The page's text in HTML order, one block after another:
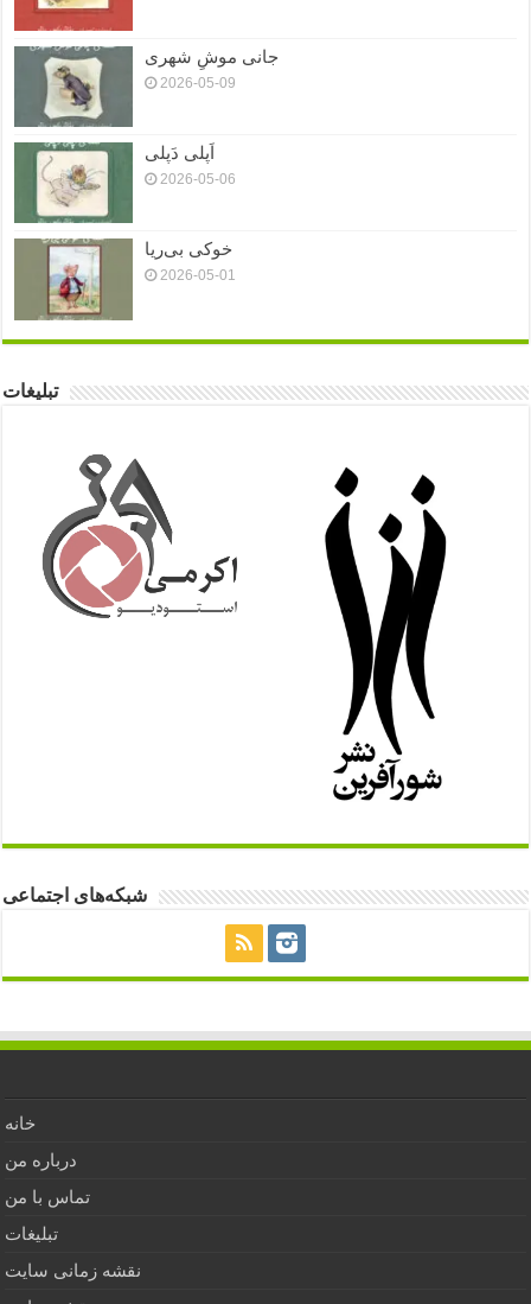
جانی موشِ شهری
2026-05-09
اَپلی دَپلی
2026-05-06
خوکی بی‌ریا
2026-05-01
تبلیغات
شبکه‌های اجتماعی
خانه
درباره من
تماس با من
تبلیغات
نقشه زمانی سایت